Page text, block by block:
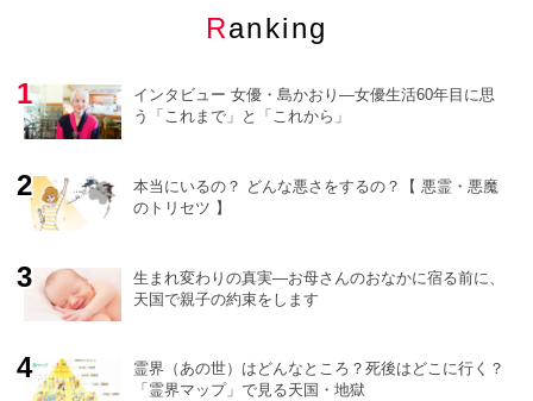
Ranking
インタビュー 女優・島かおり―女優生活60年目に思
う「これまで」と「これから」
本当にいるの？ どんな悪さをするの？【 悪霊・悪魔
のトリセツ 】
生まれ変わりの真実―お母さんのおなかに宿る前に、
天国で親子の約束をします
霊界（あの世）はどんなところ？死後はどこに行く？
「霊界マップ」で見る天国・地獄